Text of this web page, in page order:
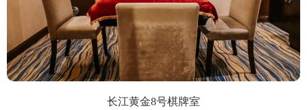
长江黄金8号棋牌室